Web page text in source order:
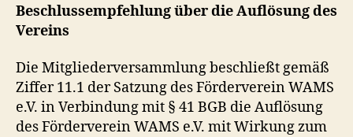
Beschlussempfehlung über die Auflösung des
Vereins
Die Mitgliederversammlung beschließt gemäß
Ziffer 11.1 der Satzung des Förderverein WAMS
e.V. in Verbindung mit § 41 BGB die Auflösung
des Förderverein WAMS e.V. mit Wirkung zum